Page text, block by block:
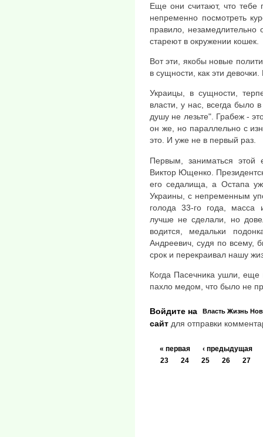
Еще они считают, что тебе
непременно посмотреть
правило, незамедлительно
стареют в окружении кошек.
Вот эти, якобы новые
в сущности, как эти
Украицы, в сущности,
власти, у нас, всегда было
душу не лезьте". Грабеж -
он же, но параллельно с
это. И уже не в первый раз.
Первым, заниматься этой
Виктор Ющенко.
его седалища, а Остапа
Украины, с непременным
голода 33-го года, масса
лучше не сделали, но
водится, медальки
Андреевич, судя по всему,
срок и перекраивал нашу
Когда Пасечника ушли, еще
пахло медом, что было не
Власть Жизнь
Войдите на
сайт для отправки
« первая
‹ предыдущая
23
24 25 26 27